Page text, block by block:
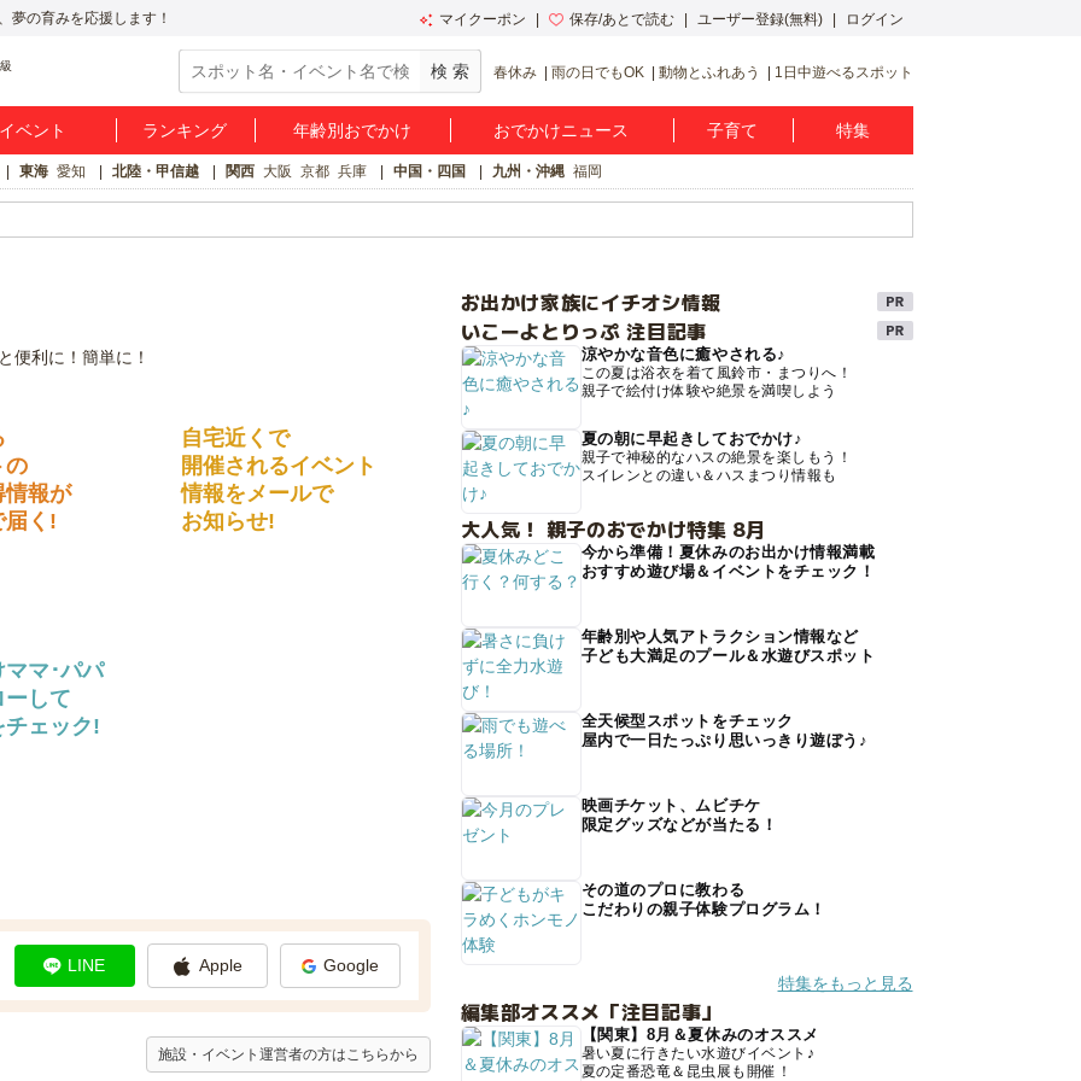
夢の育みを応援します！ マイクーポン 保存/あとで読む ユーザー登録(無料) ログイン
春休み 雨の日でもOK 動物とふれあう 1日中遊べるスポット
ベント ランキング 年齢別おでかけ おでかけニュース 子育て 特集
東海 愛知 北陸・甲信越 関西 大阪 京都 兵庫 中国・四国 九州・沖縄 福岡
の
情報が
届く!
自宅近くで
開催されるイベント
情報をメールで
お知らせ!
マ･パパ
ーして
チェック!
LINE Apple Google
施設・イベント運営者の方はこちらから
お出かけ家族にイチオシ情報
いこーよとりっぷ 注目記事
涼やかな音色に癒やされる♪
この夏は浴衣を着て風鈴市・まつりへ！
親子で絵付け体験や絶景を満喫しよう
夏の朝に早起きしておでかけ♪
親子で神秘的なハスの絶景を楽しもう！
スイレンとの違い＆ハスまつり情報も
大人気！ 親子のおでかけ特集 8月
今から準備！夏休みのお出かけ情報満載
おすすめ遊び場＆イベントをチェック！
年齢別や人気アトラクション情報など
子ども大満足のプール＆水遊びスポット
全天候型スポットをチェック
屋内で一日たっぷり思いっきり遊ぼう♪
映画チケット、ムビチケ
限定グッズなどが当たる！
その道のプロに教わる
こだわりの親子体験プログラム！
特集をもっと見る
編集部オススメ「注目記事」
【関東】8月＆夏休みのオススメ
暑い夏に行きたい水遊びイベント♪
夏の定番恐竜＆昆虫展も開催！